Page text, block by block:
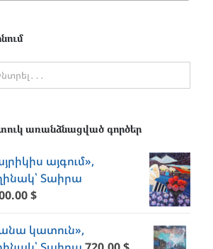
առանձնացված գործեր
այգում»,
Տաիրա
$
կատուն»,